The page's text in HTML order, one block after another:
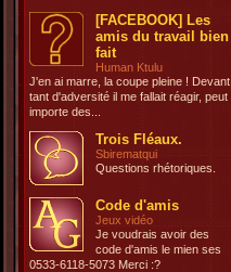
[FACEBOOK] Les
amis du travail bien
fait
Human Ktulu
J'en ai marre, la coupe pleine ! Devant
tant d'adversité il me fallait réagir, peut
importe des...
Trois Fléaux.
Sbirematqui
Questions rhétoriques.
Code d'amis
Jeux vidéo
Je voudrais avoir des
code d'amis le mien ses
0533-6118-5073 Merci :?